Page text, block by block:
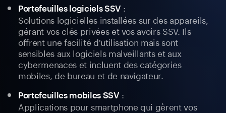
Portefeuilles logiciels SSV :
Solutions logicielles installées sur des appareils,
gérant vos clés privées et vos avoirs SSV. Ils
offrent une facilité d'utilisation mais sont
sensibles aux logiciels malveillants et aux
cybermenaces et incluent des catégories
mobiles, de bureau et de navigateur.
Portefeuilles mobiles SSV :
Applications pour smartphone qui gèrent vos